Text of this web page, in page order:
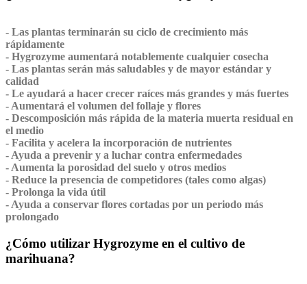
- Las plantas terminarán su ciclo de crecimiento más
rápidamente
- Hygrozyme aumentará notablemente cualquier cosecha
- Las plantas serán más saludables y de mayor estándar y
calidad
- Le ayudará a hacer crecer raíces más grandes y más fuertes
- Aumentará el volumen del follaje y flores
- Descomposición más rápida de la materia muerta residual en
el medio
- Facilita y acelera la incorporación de nutrientes
- Ayuda a prevenir y a luchar contra enfermedades
- Aumenta la porosidad del suelo y otros medios
- Reduce la presencia de competidores (tales como algas)
- Prolonga la vida útil
- Ayuda a conservar flores cortadas por un periodo más
prolongado
¿Cómo utilizar Hygrozyme en el cultivo de
marihuana?